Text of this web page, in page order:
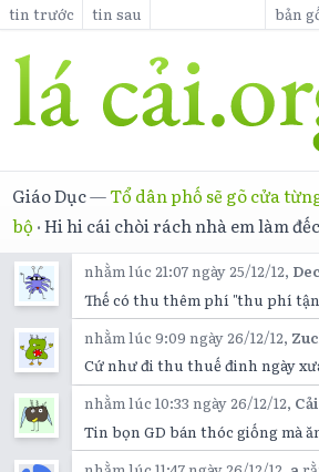
tin trước tin sau bản
Giáo Dục—Tổ dân phố sẽ gõ cửa
bộ ·Hi hi cái chòi rách nhà em làm
nhằm lúc 21:07 ngày 25/12/12,
Thế có thu thêm phí "thu phí
nhằm lúc 9:09 ngày 26/12/12,
Cứ như đi thu thuế đinh ngày
nhằm lúc 10:33 ngày 26/12/12,
Tin bọn GD bán thóc giống mà